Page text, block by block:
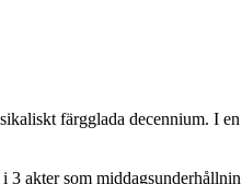
färgglada decennium. I
3 akter som